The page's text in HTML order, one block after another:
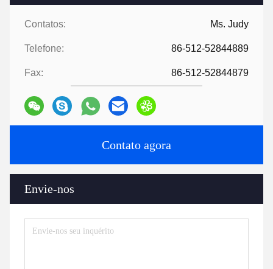
Contatos: Ms. Judy
Telefone: 86-512-52844889
Fax: 86-512-52844879
Contato agora
Envie-nos